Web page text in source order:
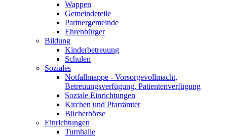
Wappen
Gemeindeteile
Partnergemeinde
Ehrenbürger
Bildung
Kinderbetreuung
Schulen
Soziales
Notfallmappe - Vorsorgevollmacht,
Betreuungsverfügung, Patientenverfügung
Soziale Einrichtungen
Kirchen und Pfarrämter
Bücherbörse
Einrichtungen
Turnhalle